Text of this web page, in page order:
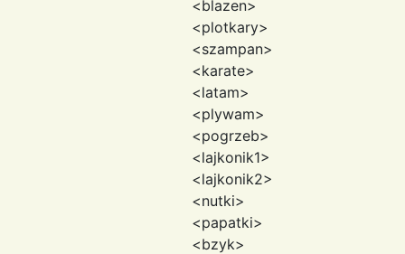
<blazen>
<plotkary>
<szampan>
<karate>
<latam>
<plywam>
<pogrzeb>
<lajkonik1>
<lajkonik2>
<nutki>
<papatki>
<bzyk>